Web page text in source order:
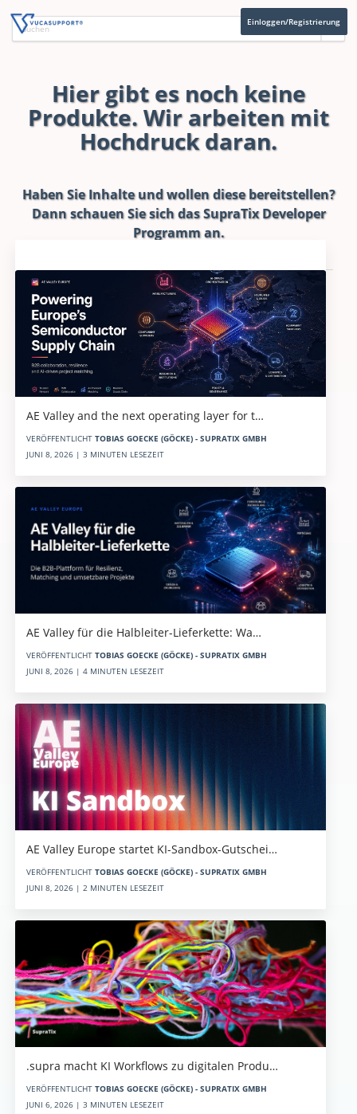
Einloggen/Registrierung
Hier gibt es noch keine
Produkte. Wir arbeiten mit
Hochdruck daran.
Haben Sie Inhalte und wollen diese bereitstellen?
Dann schauen Sie sich dasSupraTix Developer
Programman.
AE Valley and the next operating layer for t…
VERÖFFENTLICHT TOBIAS GOECKE (GÖCKE) - SUPRATIX GMBH
JUNI 8, 2026 | 3 MINUTEN LESEZEIT
AE Valley für die Halbleiter-Lieferkette: Wa…
VERÖFFENTLICHT TOBIAS GOECKE (GÖCKE) - SUPRATIX GMBH
JUNI 8, 2026 | 4 MINUTEN LESEZEIT
AE Valley Europe startet KI-Sandbox-Gutschei…
VERÖFFENTLICHT TOBIAS GOECKE (GÖCKE) - SUPRATIX GMBH
JUNI 8, 2026 | 2 MINUTEN LESEZEIT
.supra macht KI Workflows zu digitalen Produ…
VERÖFFENTLICHT TOBIAS GOECKE (GÖCKE) - SUPRATIX GMBH
JUNI 6, 2026 | 3 MINUTEN LESEZEIT